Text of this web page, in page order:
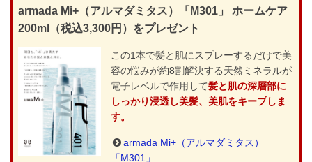
armada Mi+（アルマダミタス）「M301」 ホームケア
200ml（税込3,300円）をプレゼント
この1本で髪と肌にスプレーするだけで美
容の悩みが約8割解決する天然ミネラルが
電子レベルで作用して髪と肌の深層部に
しっかり浸透し美髪、美肌をキープしま
す。
armada Mi+（アルマダミタス）
「M301」